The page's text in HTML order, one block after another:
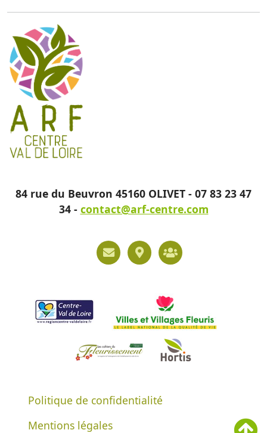
84 rue du Beuvron 45160 OLIVET - 07 83 23 47
34 - contact@arf-centre.com
Politique de confidentialité
Mentions légales